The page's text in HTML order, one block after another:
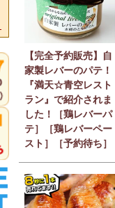
【完全予約販売】自
家製レバーのパテ！
『満天☆青空レスト
ラン』で紹介されま
した！［鶏レバーパ
テ］［鶏レバーペー
スト］［予約待ち］